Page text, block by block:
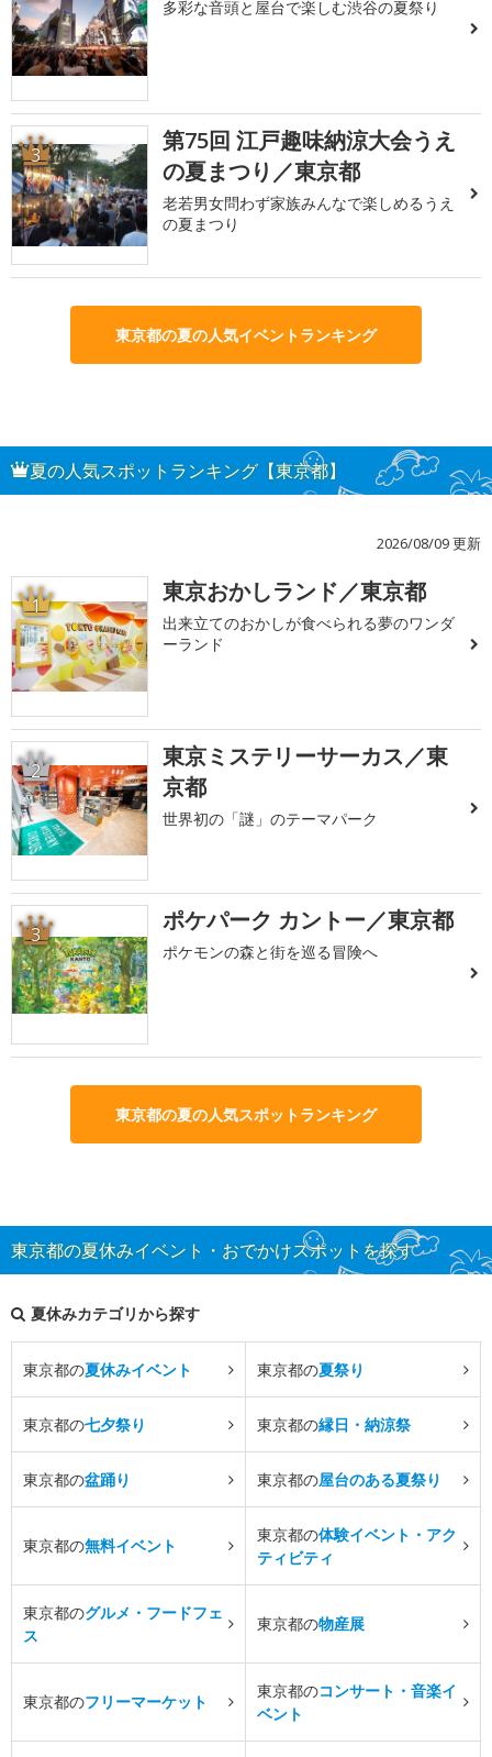
多彩な音頭と屋台で楽しむ渋谷の夏祭り
3
第75回 江戸趣味納涼大会うえ
の夏まつり／東京都
老若男女問わず家族みんなで楽しめるうえ
の夏まつり
東京都の夏の人気イベントランキング
夏の人気スポットランキング【東京都】
2026/08/09 更新
1 東京おかしランド／東京都
出来立てのおかしが食べられる夢のワンダ
ーランド
2
東京ミステリーサーカス／東
京都
世界初の「謎」のテーマパーク
3 ポケパーク カントー／東京都
ポケモンの森と街を巡る冒険へ
東京都の夏の人気スポットランキング
東京都の夏休みイベント・おでかけスポットを探す
夏休みカテゴリから探す
東京都の夏休みイベント 東京都の夏祭り
東京都の七夕祭り 東京都の縁日・納涼祭
東京都の盆踊り 東京都の屋台のある夏祭り
東京都の無料イベント
東京都の体験イベント・アク
ティビティ
東京都のグルメ・フードフェ
ス
東京都の物産展
東京都のフリーマーケット
東京都のコンサート・音楽イ
ベント